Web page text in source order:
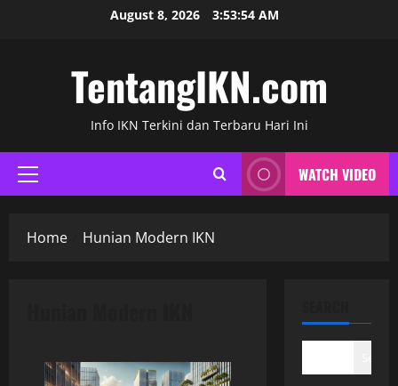
August 8, 2026 3:53:55 AM
TentangIKN.com
Info IKN Terkini dan Terbaru Hari Ini
Primary
Menu
WATCH VIDEO
Home Hunian Modern IKN